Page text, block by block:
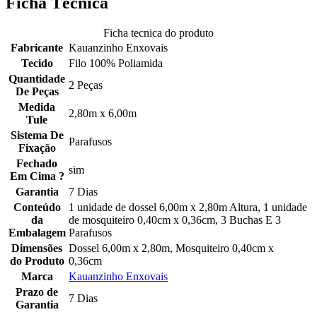
Ficha tecnica do produto
Fabricante Kauanzinho Enxovais
Tecido
Filo 100% Poliamida
Quantidade
De Peças
2 Peças
Medida
Tule
2,80m x 6,00m
Sistema De
Fixação
Parafusos
Fechado
Em Cima ?
sim
Garantia
7 Dias
Conteúdo
da
Embalagem
1 unidade de dossel 6,00m x 2,80m Altura, 1 unidade
de mosquiteiro 0,40cm x 0,36cm, 3 Buchas E 3
Parafusos
Dimensões
do Produto
Dossel 6,00m x 2,80m, Mosquiteiro 0,40cm x
0,36cm
Marca
Kauanzinho Enxovais
Prazo de
Garantia
7 Dias